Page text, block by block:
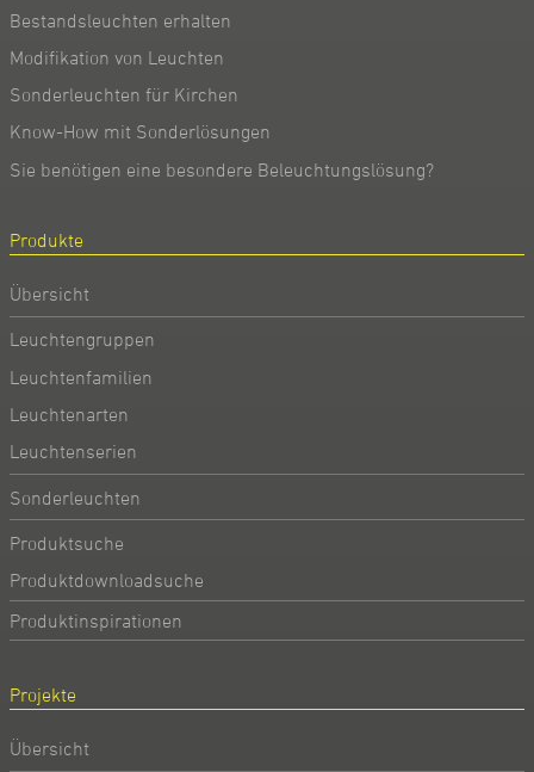
Bestandsleuchten erhalten
Modifikation von Leuchten
Sonderleuchten für Kirchen
Know-How mit Sonderlösungen
Sie benötigen eine besondere Beleuchtungslösung?
Produkte
Übersicht
Leuchtengruppen
Leuchtenfamilien
Leuchtenarten
Leuchtenserien
Sonderleuchten
Produktsuche
Produktdownloadsuche
Produktinspirationen
Projekte
Übersicht